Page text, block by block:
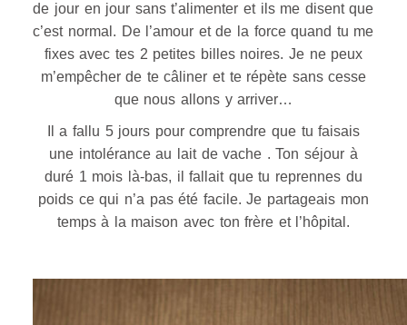
de jour en jour sans t’alimenter et ils me disent que
c’est normal. De l’amour et de la force quand tu me
fixes avec tes 2 petites billes noires. Je ne peux
m’empêcher de te câliner et te répète sans cesse
que nous allons y arriver…
Il a fallu 5 jours pour comprendre que tu faisais
une intolérance au lait de vache . Ton séjour à
duré 1 mois là-bas, il fallait que tu reprennes du
poids ce qui n’a pas été facile. Je partageais mon
temps à la maison avec ton frère et l’hôpital.